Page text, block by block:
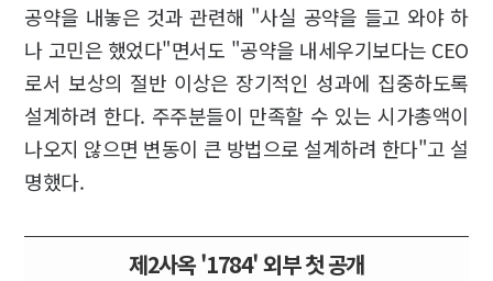
공약을 내놓은 것과 관련해 "사실 공약을 들고 와야 하
나 고민은 했었다"면서도 "공약을 내세우기보다는 CEO
로서 보상의 절반 이상은 장기적인 성과에 집중하도록
설계하려 한다. 주주분들이 만족할 수 있는 시가총액이
나오지 않으면 변동이 큰 방법으로 설계하려 한다"고 설
명했다.
제2사옥 '1784' 외부 첫 공개